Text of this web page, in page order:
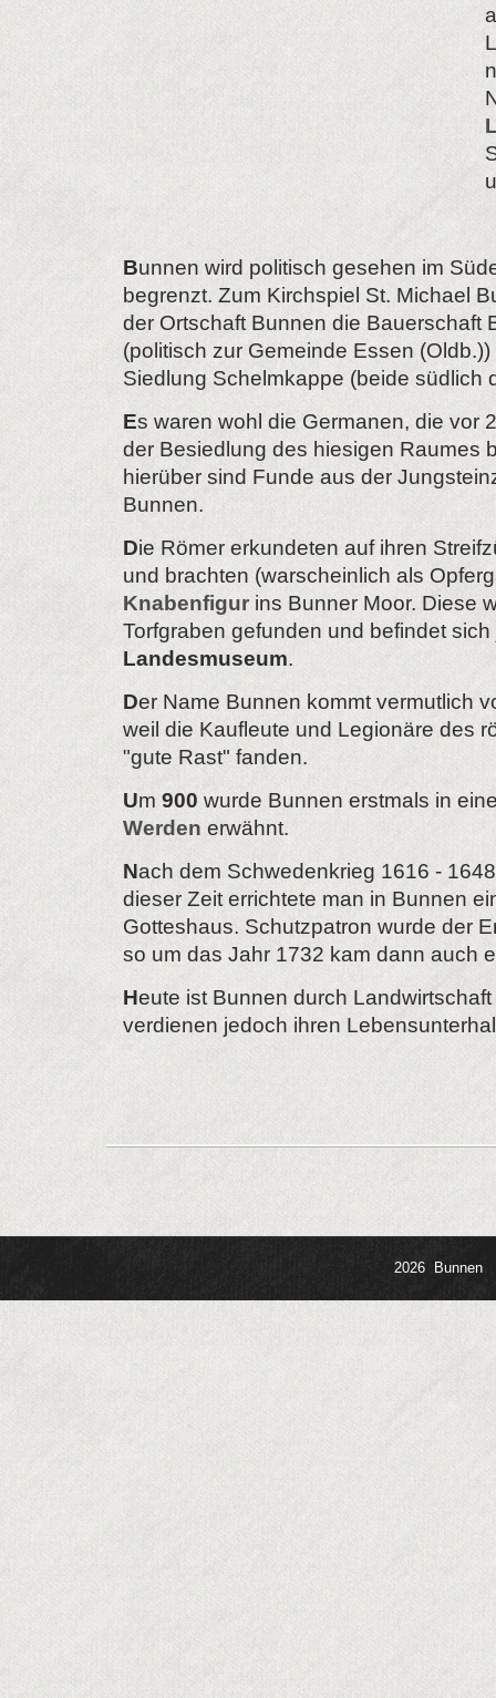
Bunnen wird politisch gesehen im
begrenzt. Zum Kirchspiel St. Michael
der Ortschaft Bunnen die Bauerschaft
(politisch zur Gemeinde Essen
Siedlung Schelmkappe (beide südlich
Es waren wohl die Germanen, die vor
der Besiedlung des hiesigen Raumes
hierüber sind Funde aus der
Bunnen.
Die Römer erkundeten auf ihren
und brachten (warscheinlich als
Knabenfigur ins Bunner Moor. Diese
Torfgraben gefunden und befindet
Landesmuseum.
Der Name Bunnen kommt vermutlich
weil die Kaufleute und Legionäre des
"gute Rast" fanden.
Um 900 wurde Bunnen erstmals in
Werden erwähnt.
Nach dem Schwedenkrieg 1616 -
dieser Zeit errichtete man in Bunnen
Gotteshaus. Schutzpatron wurde der
so um das Jahr 1732 kam dann auch
Heute ist Bunnen durch
verdienen jedoch ihren
2026 Bunnen